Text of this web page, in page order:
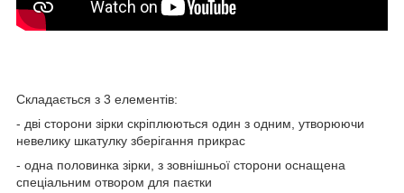
Складається з 3 елементів:
- дві сторони зірки скріплюються один з одним, утворюючи
невелику шкатулку зберігання прикрас
- одна половинка зірки, з зовнішньої сторони оснащена
спеціальним отвором для паєтки